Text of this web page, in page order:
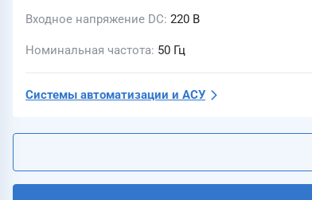
Входное напряжение DC 220 В
Номинальная частота 50 Гц
Системы автоматизации и АСУ